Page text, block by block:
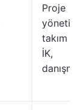
Proje
takım
İK,